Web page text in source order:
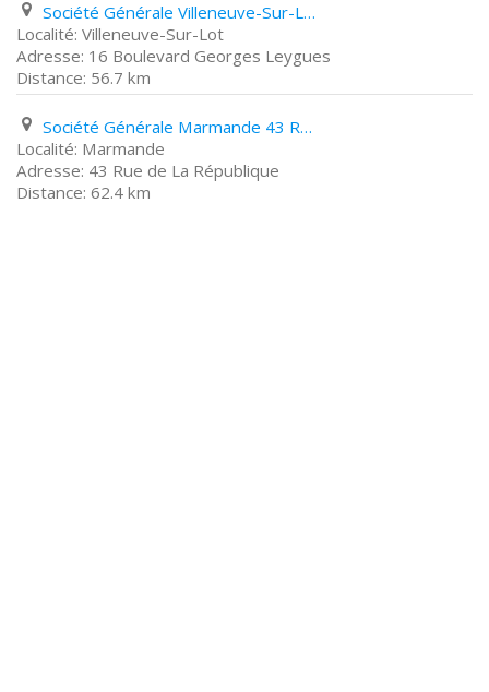
Société Générale Villeneuve-Sur-Lot 16 Boulevard Georges Leygues
Villeneuve-Sur-Lot
16 Boulevard Georges Leygues
56.7 km
Société Générale Marmande 43 Rue de La République
Marmande
43 Rue de La République
62.4 km